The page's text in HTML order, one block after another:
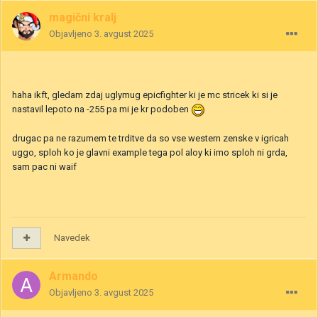
magični kralj
Objavljeno 3. avgust 2025
haha ikft, gledam zdaj uglymug epicfighter ki je mc stricek ki si je
nastavil lepoto na -255 pa mi je kr podoben
drugac pa ne razumem te trditve da so vse western zenske v igricah
uggo, sploh ko je glavni example tega pol aloy ki imo sploh ni grda,
sam pac ni waif
Navedek
Armando
Objavljeno 3. avgust 2025